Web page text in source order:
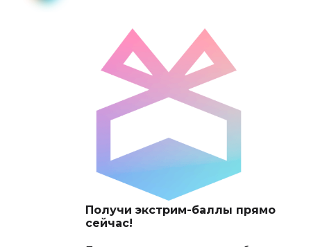
Получи экстрим-баллы прямо
сейчас!